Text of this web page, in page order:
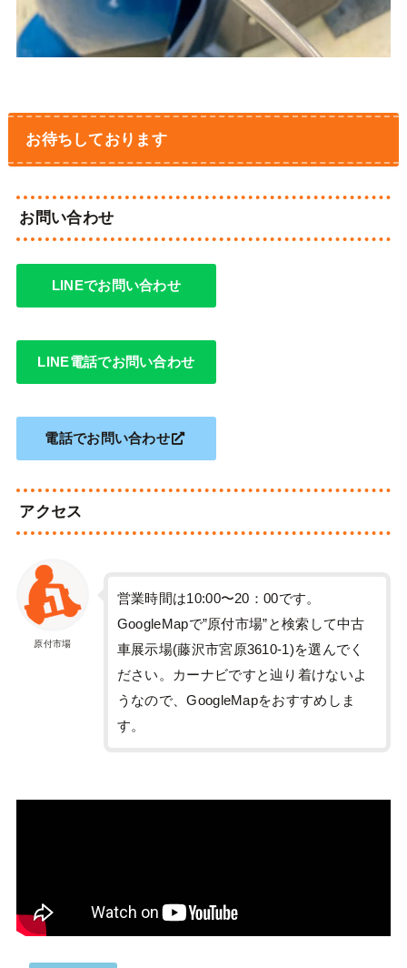
お待ちしております
お問い合わせ
LINEでお問い合わせ
LINE電話でお問い合わせ
電話でお問い合わせ
アクセス
原付市場
営業時間は10:00〜20：00です。
GoogleMapで”原付市場”と検索して中古
車展示場(藤沢市宮原3610-1)を選んでく
ださい。カーナビですと辿り着けないよ
うなので、GoogleMapをおすすめしま
す。